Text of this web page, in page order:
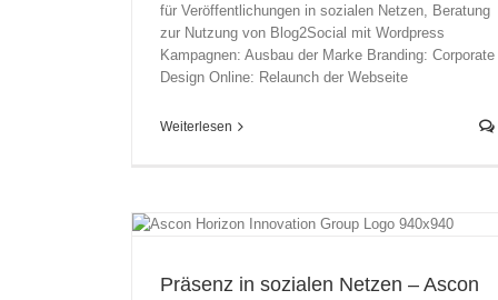
für Veröffentlichungen in sozialen Netzen, Beratung
zur Nutzung von Blog2Social mit Wordpress
Kampagnen: Ausbau der Marke Branding: Corporate
Design Online: Relaunch der Webseite
Weiterlesen
Präsenz in sozialen Netzen – Ascon